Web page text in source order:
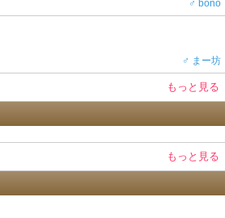
♂ bono
♂ まー坊
もっと見る
もっと見る